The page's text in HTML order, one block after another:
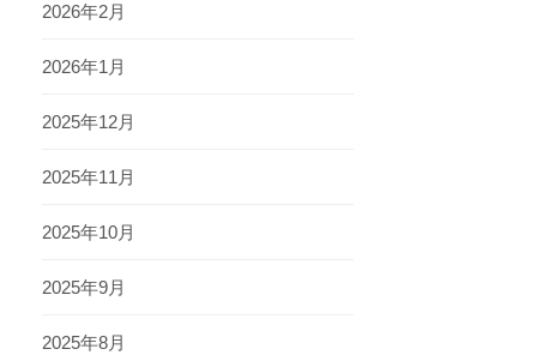
2026年2月
2026年1月
2025年12月
2025年11月
2025年10月
2025年9月
2025年8月